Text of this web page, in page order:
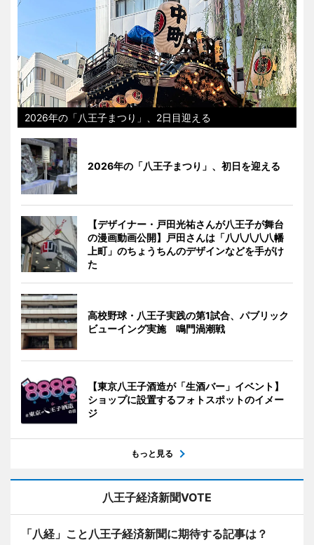
2026年の「八王子まつり」、2日目迎える
2026年の「八王子まつり」、初日を迎える
【デザイナー・戸田光祐さんが八王子が舞台
の漫画動画公開】戸田さんは「八八八八八幡
上町」のちょうちんのデザインなどを手がけ
た
高校野球・八王子実践の第1試合、パブリック
ビューイング実施 鳴門渦潮戦
【東京八王子酒造が「生酒バー」イベント】
ショップに設置するフォトスポットのイメー
ジ
もっと見る
八王子経済新聞VOTE
「八経」こと八王子経済新聞に期待する記事は？